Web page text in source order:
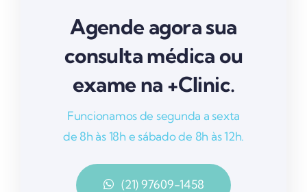
Agende agora sua
consulta médica ou
exame na +Clinic.
Funcionamos de segunda a sexta
de 8h às 18h e sábado de 8h às 12h.
(21) 97609-1458